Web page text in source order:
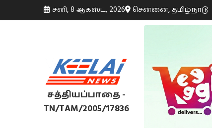
சனி, 8 ஆகஸ்ட், 2026 சென்னை, தமிழ்நாடு
சத்தியப்பாதை -
TN/TAM/2005/17836